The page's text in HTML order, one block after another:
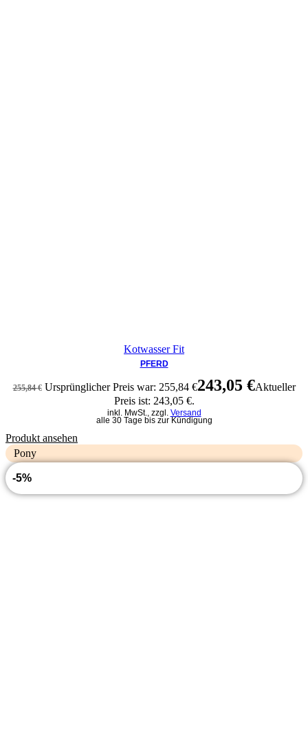
Kotwasser Fit
PFERD
255,84€ Ursprünglicher Preis war: 255,84 €243,05 €Aktueller
Preis ist: 243,05 €.
inkl. MwSt., zzgl. Versand
alle 30 Tage bis zur Kündigung
Produkt ansehen
Pony
-5%